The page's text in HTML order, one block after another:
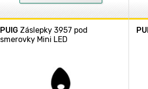
PUIG Záslepky 3957 pod
smerovky Mini LED